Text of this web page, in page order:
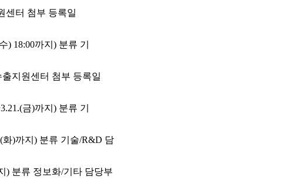
센터 첨부 등록일
) 18:00까지) 분류 기
지원센터 첨부 등록일
금)까지) 분류 기
화)까지) 분류 기술/R&D 담
) 분류 정보화/기타 담당부